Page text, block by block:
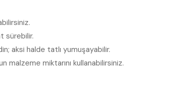
sürebilir.
aksi halde tatlı yumuşayabilir.
miktarını kullanabilirsiniz.